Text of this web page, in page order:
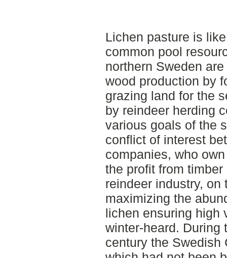
Lichen pasture is
common pool
northern Sweden
wood production by
grazing land for the
by reindeer herding
various goals of the
conflict of interest
companies, who
the profit from
reindeer industry,
maximizing the
lichen ensuring high
winter-heard. During
century the Swedish